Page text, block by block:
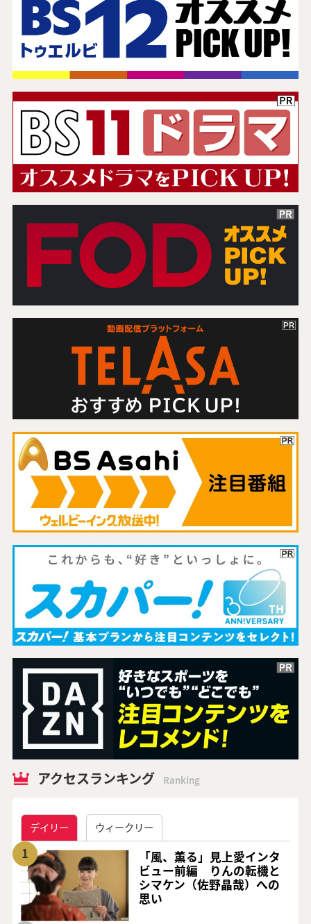
アクセスランキング Ranking
デイリー ウィークリー
1
「風、薫る」見上愛インタ
ビュー前編 りんの転機と
シマケン（佐野晶哉）への
思い